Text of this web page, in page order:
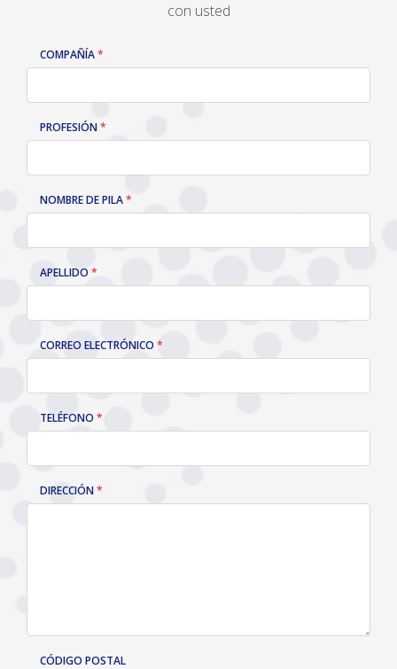
con usted
LEAVE
THIS
BLANK
COMPAÑÍA
PROFESIÓN
NOMBRE DE PILA
APELLIDO
CORREO ELECTRÓNICO
TELÉFONO
DIRECCIÓN
CÓDIGO POSTAL